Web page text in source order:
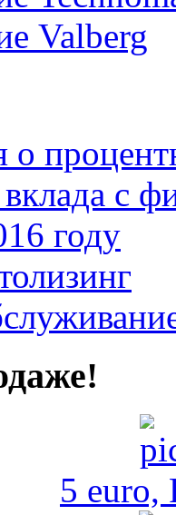
Valberg
вклада с
году
5 euro,